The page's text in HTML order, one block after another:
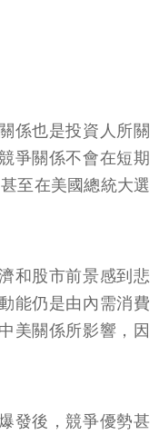
係也是投資人所關
爭關係不會在短期
至在美國總統大選
和股市前景感到悲
能仍是由內需消費
美關係所影響，因
發後，競爭優勢甚